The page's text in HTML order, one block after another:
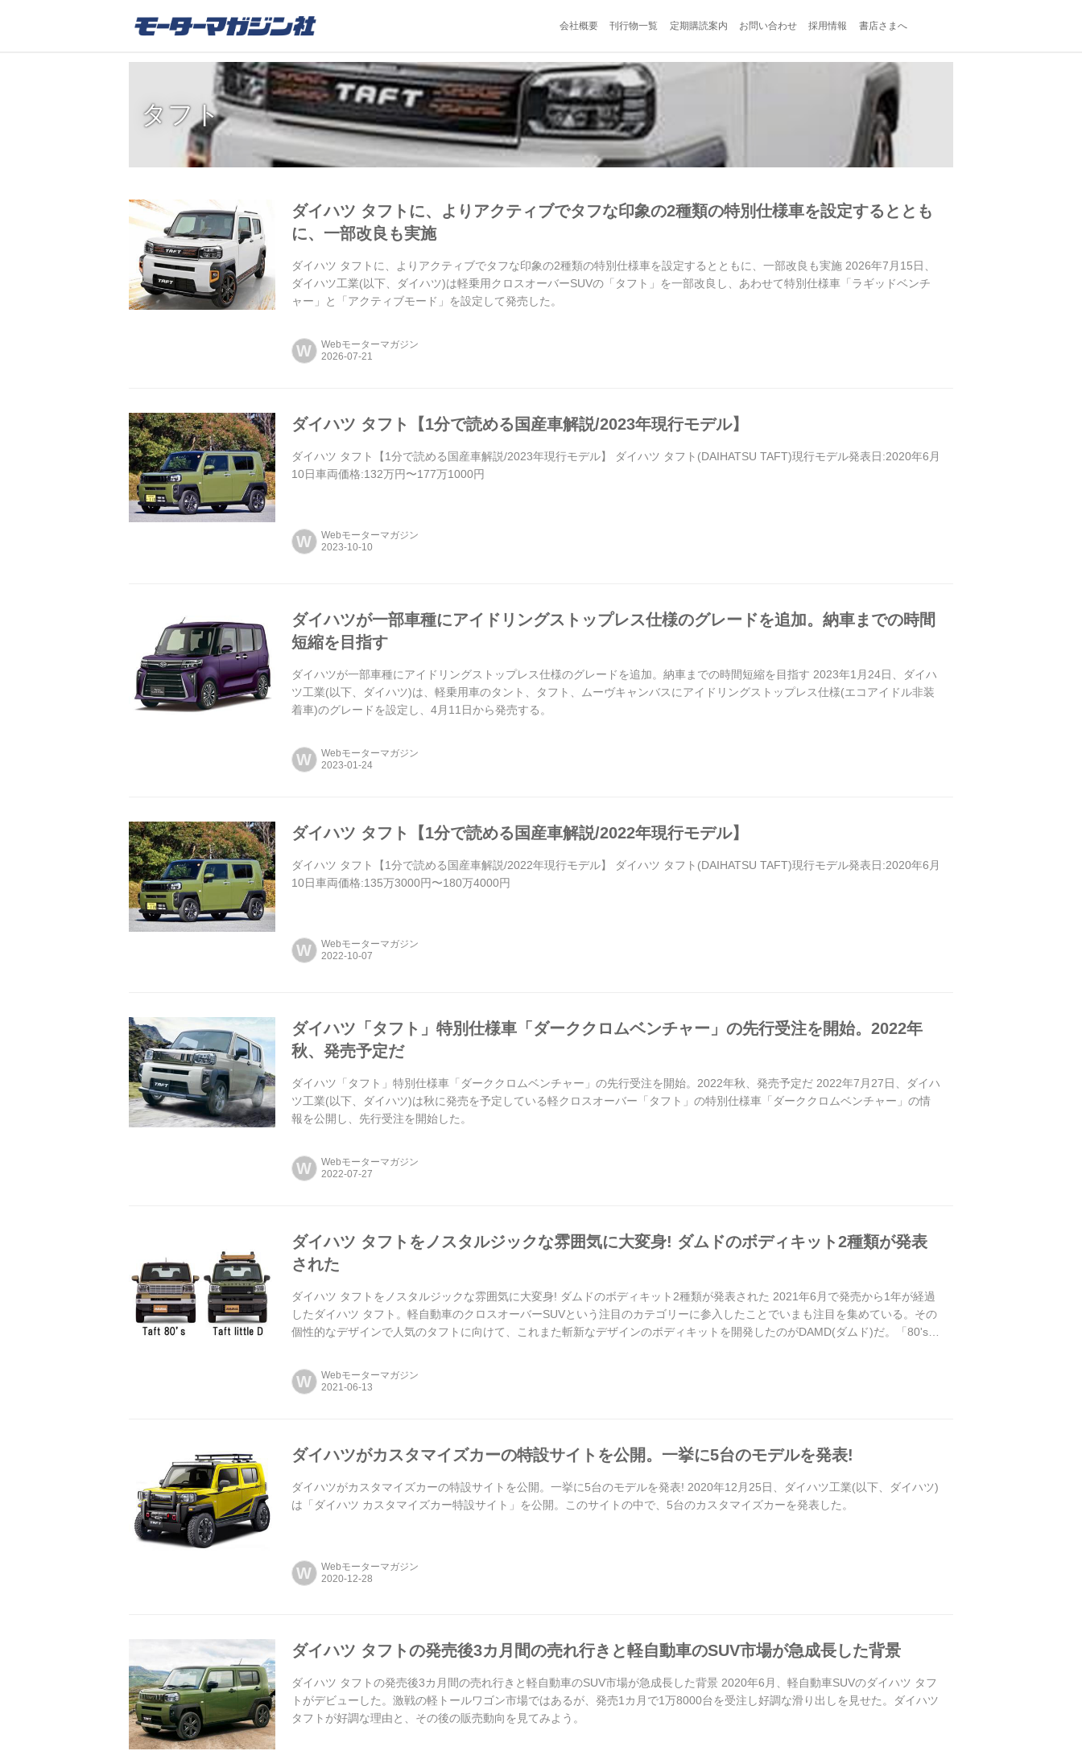
会社概要 刊行物一覧 定期購読案内 お問い合わせ 採用情報 書店さまへ
タフト
ダイハツ タフトに、よりアクティブでタフな印象の2種類の特別仕様車を設定するととも
に、一部改良も実施
ダイハツ タフトに、よりアクティブでタフな印象の2種類の特別仕様車を設定するとともに、一部改良も実施 2026年7月15日、
ダイハツ工業(以下、ダイハツ)は軽乗用クロスオーバーSUVの「タフト」を一部改良し、あわせて特別仕様車「ラギッドベンチ
ャー」と「アクティブモード」を設定して発売した。
W Webモーターマガジン
ダイハツ タフト【1分で読める国産車解説/2023年現行モデル】
ダイハツ タフト【1分で読める国産車解説/2023年現行モデル】 ダイハツ タフト(DAIHATSU TAFT)現行モデル発表日:2020年6月
10日車両価格:132万円〜177万1000円
W Webモーターマガジン
ダイハツが一部車種にアイドリングストップレス仕様のグレードを追加。納車までの時間
短縮を目指す
ダイハツが一部車種にアイドリングストップレス仕様のグレードを追加。納車までの時間短縮を目指す 2023年1月24日、ダイハ
ツ工業(以下、ダイハツ)は、軽乗用車のタント、タフト、ムーヴキャンバスにアイドリングストップレス仕様(エコアイドル非装
着車)のグレードを設定し、4月11日から発売する。
W Webモーターマガジン
ダイハツ タフト【1分で読める国産車解説/2022年現行モデル】
ダイハツ タフト【1分で読める国産車解説/2022年現行モデル】 ダイハツ タフト(DAIHATSU TAFT)現行モデル発表日:2020年6月
10日車両価格:135万3000円〜180万4000円
W Webモーターマガジン
ダイハツ「タフト」特別仕様車「ダーククロムベンチャー」の先行受注を開始。2022年
秋、発売予定だ
ダイハツ「タフト」特別仕様車「ダーククロムベンチャー」の先行受注を開始。2022年秋、発売予定だ 2022年7月27日、ダイハ
ツ工業(以下、ダイハツ)は秋に発売を予定している軽クロスオーバー「タフト」の特別仕様車「ダーククロムベンチャー」の情
報を公開し、先行受注を開始した。
W Webモーターマガジン
ダイハツ タフトをノスタルジックな雰囲気に大変身! ダムドのボディキット2種類が発表
された
ダイハツ タフトをノスタルジックな雰囲気に大変身! ダムドのボディキット2種類が発表された 2021年6月で発売から1年が経過
したダイハツ タフト。軽自動車のクロスオーバーSUVという注目のカテゴリーに参入したことでいまも注目を集めている。その
個性的なデザインで人気のタフトに向けて、これまた斬新なデザインのボディキットを開発したのがDAMD(ダムド)だ。「80's」
W Webモーターマガジン
ダイハツがカスタマイズカーの特設サイトを公開。一挙に5台のモデルを発表!
ダイハツがカスタマイズカーの特設サイトを公開。一挙に5台のモデルを発表! 2020年12月25日、ダイハツ工業(以下、ダイハツ)
は「ダイハツ カスタマイズカー特設サイト」を公開。このサイトの中で、5台のカスタマイズカーを発表した。
W Webモーターマガジン
ダイハツ タフトの発売後3カ月間の売れ行きと軽自動車のSUV市場が急成長した背景
ダイハツ タフトの発売後3カ月間の売れ行きと軽自動車のSUV市場が急成長した背景 2020年6月、軽自動車SUVのダイハツ タフ
トがデビューした。激戦の軽トールワゴン市場ではあるが、発売1カ月で1万8000台を受注し好調な滑り出しを見せた。ダイハツ
タフトが好調な理由と、その後の販売動向を見てみよう。